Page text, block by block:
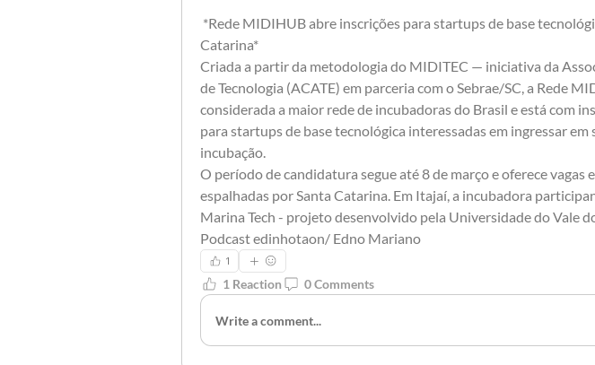
Catarina*
Criada a partir da metodologia do MIDITEC — iniciativa da
de Tecnologia (ACATE) em parceria com o Sebrae/SC, a Rede
considerada a maior rede de incubadoras do Brasil e está com
para startups de base tecnológica interessadas em ingressar em
incubação.
O período de candidatura segue até 8 de março e oferece vagas
espalhadas por Santa Catarina. Em Itajaí, a incubadora
Marina Tech - projeto desenvolvido pela Universidade do Vale
Podcast edinhotaon/ Edno Mariano
1
1 Reaction 0 Comments
Write a comment...